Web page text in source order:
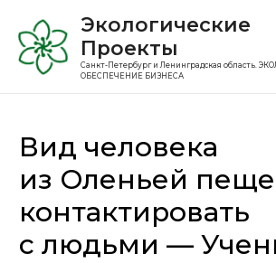
Экологические
Проекты
Санкт-Петербург и Ленинградская область.
ОБЕСПЕЧЕНИЕ БИЗНЕСА
Вид человека
из Оленьей
контактировать
с людьми —